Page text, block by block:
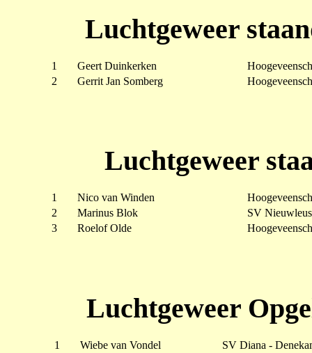
Luchtgeweer
1 Geert Duinkerken
2
Gerrit Jan Somberg
Luchtgeweer
1 Nico van Winden
2
Marinus Blok
SV
3
Roelof Olde
Luchtgeweer
1 Wiebe van Vondel
SV Diana -